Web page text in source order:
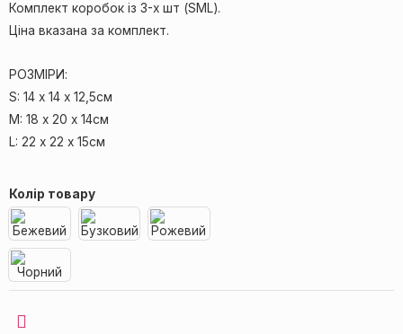
Комплект коробок із 3-х шт (SML).
Ціна вказана за комплект.
РОЗМІРИ:
S: 14 х 14 x 12,5см
M: 18 х 20 x 14см
L: 22 х 22 x 15см
Колір товару